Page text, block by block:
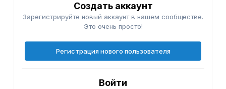
Создать аккаунт
Зарегистрируйте новый аккаунт в нашем сообществе.
Это очень просто!
Регистрация нового пользователя
Войти